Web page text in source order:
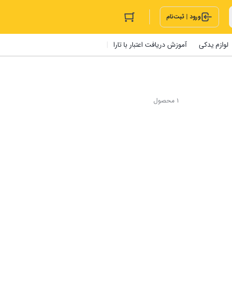
ورود | ثبت‌نام
لوازم یدکی آموزش دریافت اعتبار با تارا
1 محصول